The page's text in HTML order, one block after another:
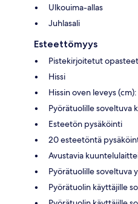
Ulkouima-allas
Juhlasali
Esteettömyys
Pistekirjoitetut opasteet
Hissi
Hissin oven leveys
Pyörätuolille soveltuva
Esteetön pysäköinti
20 esteetöntä
Avustavia
Pyörätuolille soveltuva
Pyörätuolin käyttäjille